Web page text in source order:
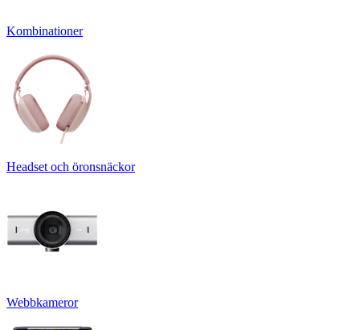
Kombinationer
Headset och öronsnäckor
Webbkameror